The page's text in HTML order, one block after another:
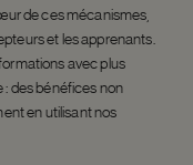
de ces mécanismes,
et les apprenants.
avec plus
: des bénéfices non
en utilisant nos